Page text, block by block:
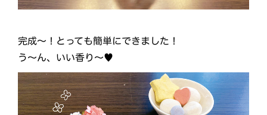
完成～！とっても簡単にできました！
う～ん、いい香り～♥